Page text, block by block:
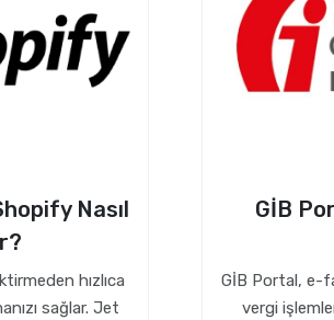
Nasıl
hızlıca
sağlar. Jet
GİB
GİB Portal, e-
vergi